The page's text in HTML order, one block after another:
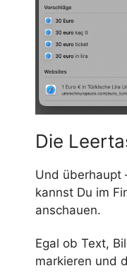
Die
Und überhaupt
kannst Du im
anschauen.
Egal ob Text,
markieren und